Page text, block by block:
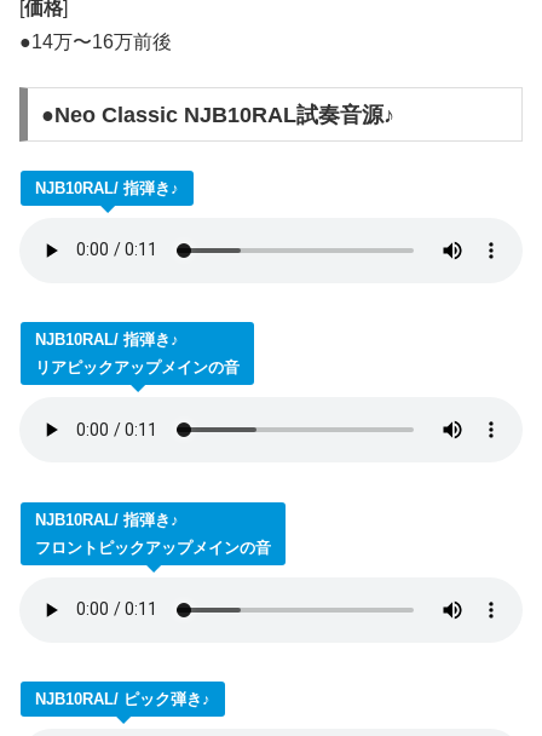
[価格]
●14万〜16万前後
●Neo Classic NJB10RAL試奏音源♪
NJB10RAL/ 指弾き♪
NJB10RAL/ 指弾き♪
リアピックアップメインの音
NJB10RAL/ 指弾き♪
フロントピックアップメインの音
NJB10RAL/ ピック弾き♪